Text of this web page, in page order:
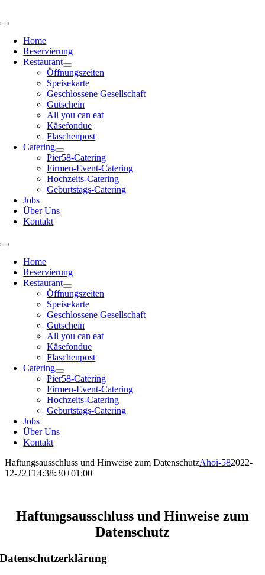
Inhalt
Toggle
NavigationHome
Reservierung
Restaurant
Öffnungszeiten
Speisekarte
Geschlossene Gesellschaft
Gutschein
All you can eat
Käsefondue
Flaschenpost
Catering
Pier58-Catering
Firmen-Event-Catering
Hochzeits-Catering
Geburtstags-Catering
Jobs
Über Uns
Kontakt
Toggle
NavigationHome
Reservierung
Restaurant
Öffnungszeiten
Speisekarte
Geschlossene Gesellschaft
Gutschein
All you can eat
Käsefondue
Flaschenpost
Catering
Pier58-Catering
Firmen-Event-Catering
Hochzeits-Catering
Geburtstags-Catering
Jobs
Über Uns
Kontakt
Haftungsausschluss und Hinweise zum DatenschutzAhoi-582022-
12-22T14:38:30+01:00
Haftungsausschluss und Hinweise zum
Datenschutz
Datenschutzerklärung